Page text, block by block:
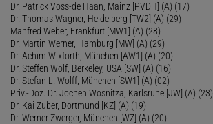
Dr. Patrick Voss-de Haan, Mainz [PVDH] (A) (17)
Dr. Thomas Wagner, Heidelberg [TW2] (A) (29)
Manfred Weber, Frankfurt [MW1] (A) (28)
Dr. Martin Werner, Hamburg [MW] (A) (29)
Dr. Achim Wixforth, München [AW1] (A) (20)
Dr. Steffen Wolf, Berkeley, USA [SW] (A) (16)
Dr. Stefan L. Wolff, München [SW1] (A) (02)
Priv.-Doz. Dr. Jochen Wosnitza, Karlsruhe [JW] (A) (23)
Dr. Kai Zuber, Dortmund [KZ] (A) (19)
Dr. Werner Zwerger, München [WZ] (A) (20)